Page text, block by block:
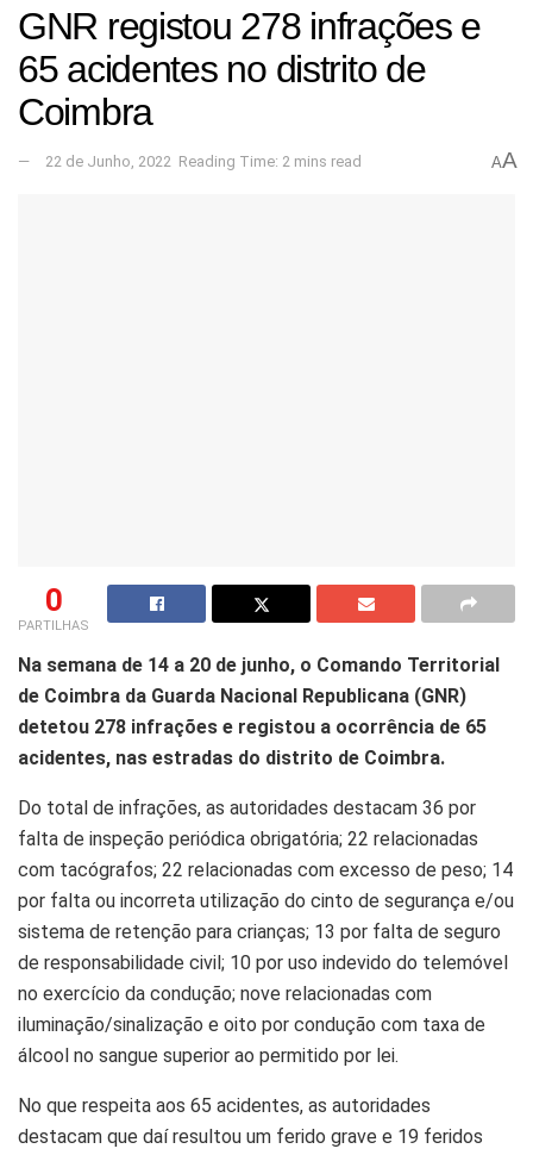
GNR registou 278 infrações e
65 acidentes no distrito de
Coimbra
22 de Junho, 2022 Reading Time: 2 mins read AA
0
PARTILHAS
Na semana de 14 a 20 de junho, o Comando Territorial
de Coimbra da Guarda Nacional Republicana (GNR)
detetou 278 infrações e registou a ocorrência de 65
acidentes, nas estradas do distrito de Coimbra.
Do total de infrações, as autoridades destacam 36 por
falta de inspeção periódica obrigatória; 22 relacionadas
com tacógrafos; 22 relacionadas com excesso de peso; 14
por falta ou incorreta utilização do cinto de segurança e/ou
sistema de retenção para crianças; 13 por falta de seguro
de responsabilidade civil; 10 por uso indevido do telemóvel
no exercício da condução; nove relacionadas com
iluminação/sinalização e oito por condução com taxa de
álcool no sangue superior ao permitido por lei.
No que respeita aos 65 acidentes, as autoridades
destacam que daí resultou um ferido grave e 19 feridos